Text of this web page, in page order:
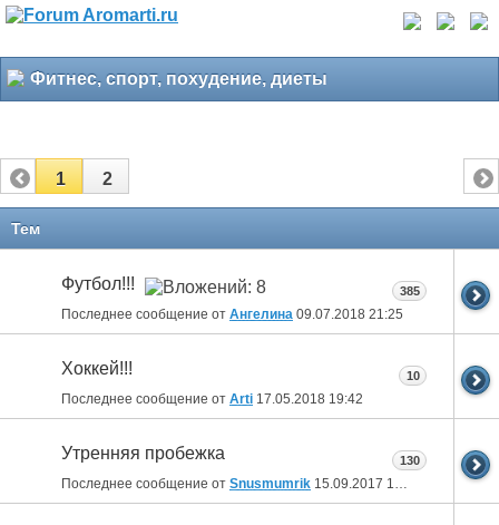
Фитнес, спорт, похудение, диеты
1 2
Тем
Футбол!!!
Последнее сообщение от Ангелина 09.07.2018 21:25
385
Хоккей!!!
Последнее сообщение от Arti 17.05.2018 19:42
10
Утренняя пробежка
Последнее сообщение от Snusmumrik 15.09.2017 10:17
130